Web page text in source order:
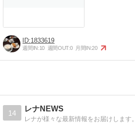
1833619
週間IN:10 週間OUT:0 月間IN:20
14
レナNEWS
レナが様々な最新情報をお届けします。